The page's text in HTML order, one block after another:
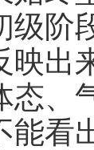
级阶
映出
态、
能看